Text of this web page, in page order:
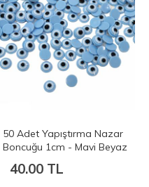
50 Adet Yapıştırma Nazar
Boncuğu 1cm - Mavi Beyaz
40.00 TL